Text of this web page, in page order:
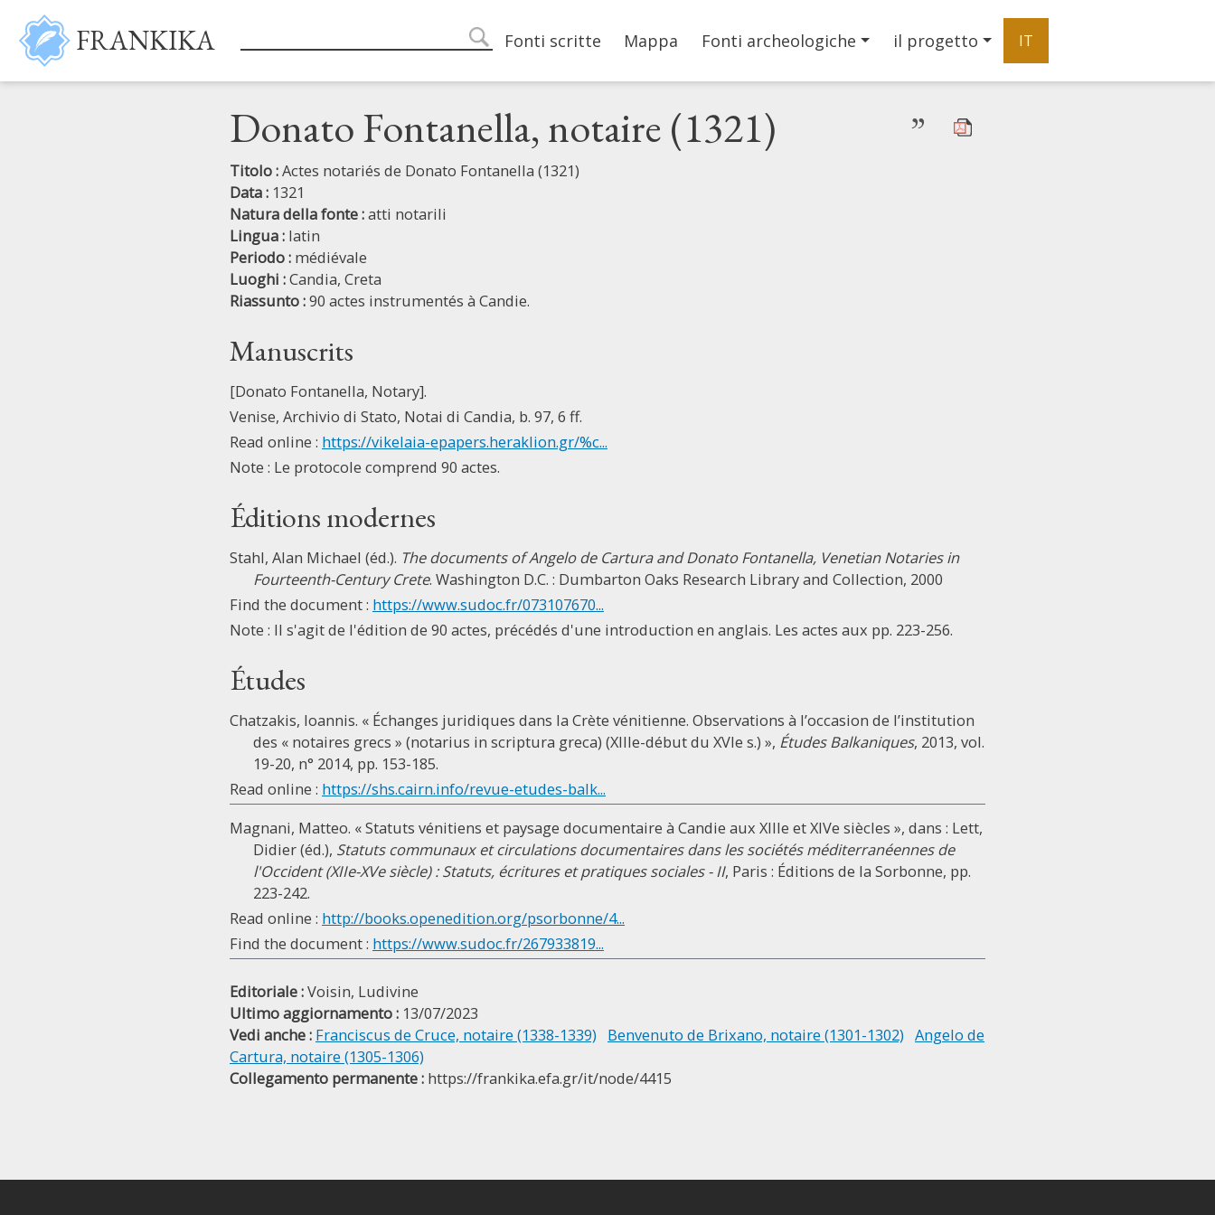
Salta al contenuto principale
FRANKIKA search
Main navigation
Fonti scritte Mappa Fonti archeologiche il progetto IT
Donato Fontanella, notaire (1321) ”
Titolo :Actes notariés de Donato Fontanella (1321)
Data : 1321
Natura della fonte :atti notarili
Lingua : latin
Periodo : médiévale
Luoghi :Candia, Creta
Riassunto :90 actes instrumentés à Candie.
Manuscrits
[Donato Fontanella, Notary].
Venise, Archivio di Stato, Notai di Candia, b. 97, 6 ff.
Read online : https://vikelaia-epapers.heraklion.gr/%c...
Note : Le protocole comprend 90 actes.
Éditions modernes
Stahl, Alan Michael (éd.). The documents of Angelo de Cartura and Donato Fontanella, Venetian Notaries in
Fourteenth-Century Crete. Washington D.C. : Dumbarton Oaks Research Library and Collection, 2000
Find the document : https://www.sudoc.fr/073107670...
Note : Il s'agit de l'édition de 90 actes, précédés d'une introduction en anglais. Les actes aux pp. 223-256.
Études
Chatzakis, Ioannis. « Échanges juridiques dans la Crète vénitienne. Observations à l’occasion de l’institution
des « notaires grecs » (notarius in scriptura greca) (XIIIe-début du XVIe s.) », Études Balkaniques, 2013, vol.
19-20, n° 2014, pp. 153-185.
Read online : https://shs.cairn.info/revue-etudes-balk...
Magnani, Matteo. « Statuts vénitiens et paysage documentaire à Candie aux XIIIe et XIVe siècles », dans : Lett,
Didier (éd.), Statuts communaux et circulations documentaires dans les sociétés méditerranéennes de
l'Occident (XIIe-XVe siècle) : Statuts, écritures et pratiques sociales - II, Paris : Éditions de la Sorbonne, pp.
223-242.
Read online : http://books.openedition.org/psorbonne/4...
Find the document : https://www.sudoc.fr/267933819...
Editoriale :Voisin, Ludivine
Ultimo aggiornamento : 13/07/2023
Vedi anche : Franciscus de Cruce, notaire (1338-1339) Benvenuto de Brixano, notaire (1301-1302) Angelo de
Cartura, notaire (1305-1306)
Collegamento permanente : https://frankika.efa.gr/it/node/4415